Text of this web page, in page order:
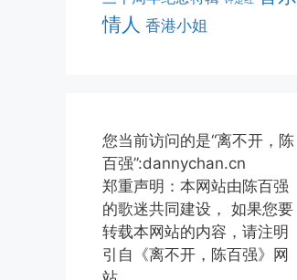
情人 香港小姐
您当前访问的是“离不开，陈
百强”:dannychan.cn
郑重声明：本网站由陈百强
的歌迷共同建设， 如果您要
转载本网站的内容，请注明
引自《离不开，陈百强》网